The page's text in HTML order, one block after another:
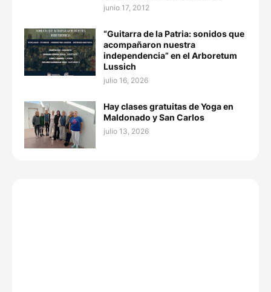
junio 17, 2012
“Guitarra de la Patria: sonidos que
acompañaron nuestra
independencia” en el Arboretum
Lussich
julio 16, 2026
Hay clases gratuitas de Yoga en
Maldonado y San Carlos
julio 13, 2026